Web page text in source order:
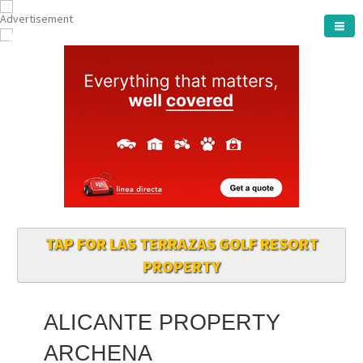
ARCHENA TOWN
TAP FOR LAS TERRAZAS GOLF RESORT
PROPERTY
ALICANTE PROPERTY
ARCHENA